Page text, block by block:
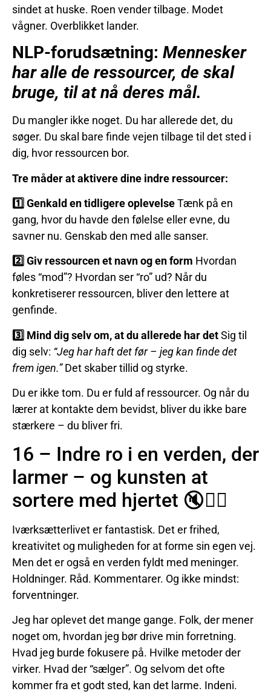
sindet at huske. Roen vender tilbage. Modet
vågner. Overblikket lander.
NLP-forudsætning: Mennesker
har alle de ressourcer, de skal
bruge, til at nå deres mål.
Du mangler ikke noget. Du har allerede det, du
søger. Du skal bare finde vejen tilbage til det sted i
dig, hvor ressourcen bor.
Tre måder at aktivere dine indre ressourcer:
1️ ⃣ Genkald en tidligere oplevelseTænk på en
gang, hvor du havde den følelse eller evne, du
savner nu. Genskab den med alle sanser.
2️ ⃣ Giv ressourcen et navn og en form Hvordan
føles “mod”? Hvordan ser “ro” ud? Når du
konkretiserer ressourcen, bliver den lettere at
genfinde.
3️ ⃣ Mind dig selv om, at du allerede har detSig til
dig selv: “Jeg har haft det før – jeg kan finde det
frem igen.”Det skaber tillid og styrke.
Du er ikke tom. Du er fuld af ressourcer. Og når du
lærer at kontakte dem bevidst, bliver du ikke bare
stærkere – du bliver fri.
16 – Indre ro i en verden, der
larmer – og kunsten at
sortere med hjertet 🔇🧘‍♀️
Iværksætterlivet er fantastisk. Det er frihed,
kreativitet og muligheden for at forme sin egen vej.
Men det er også en verden fyldt med meninger.
Holdninger. Råd. Kommentarer. Og ikke mindst:
forventninger.
Jeg har oplevet det mange gange. Folk, der mener
noget om, hvordan jeg bør drive min forretning.
Hvad jeg burde fokusere på. Hvilke metoder der
virker. Hvad der “sælger”. Og selvom det ofte
kommer fra et godt sted, kan det larme. Indeni.